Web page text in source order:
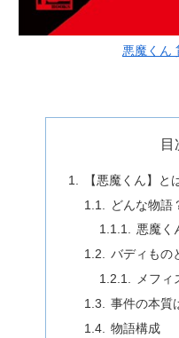
悪魔くん
目
【悪魔くん】と
どんな物語
悪魔く
バディもの
メフィ
事件の本質
物語構成